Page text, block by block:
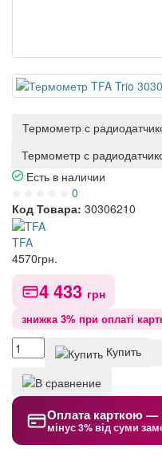
Термометр с
Термометр с
Есть в наличии
0
Код Товара: 30306210
TFA
4570грн.
4 433 грн
знижка 3% при оплаті
Купить
Оплата карткою —
мінус 3% від суми